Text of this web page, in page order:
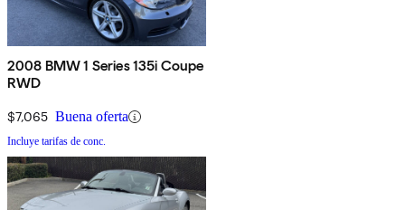
2008 BMW 1 Series 135i Coupe
RWD
$7,065 Buena oferta
Incluye tarifas de conc.